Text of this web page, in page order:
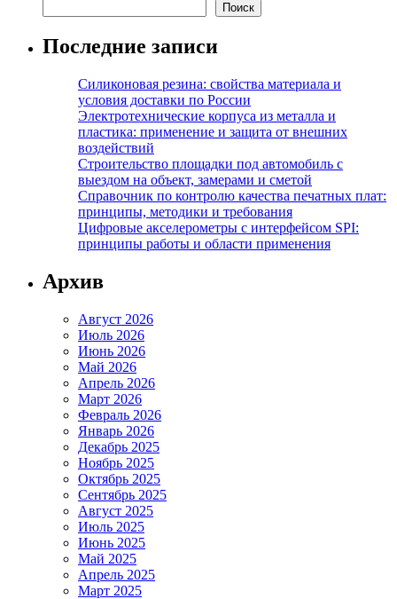
Поиск
Последние записи
Силиконовая резина: свойства материала и
условия доставки по России
Электротехнические корпуса из металла и
пластика: применение и защита от внешних
воздействий
Строительство площадки под автомобиль с
выездом на объект, замерами и сметой
Справочник по контролю качества печатных плат:
принципы, методики и требования
Цифровые акселерометры с интерфейсом SPI:
принципы работы и области применения
Архив
Август 2026
Июль 2026
Июнь 2026
Май 2026
Апрель 2026
Март 2026
Февраль 2026
Январь 2026
Декабрь 2025
Ноябрь 2025
Октябрь 2025
Сентябрь 2025
Август 2025
Июль 2025
Июнь 2025
Май 2025
Апрель 2025
Март 2025